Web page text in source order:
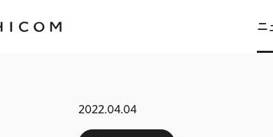
ニ
2022.04.04